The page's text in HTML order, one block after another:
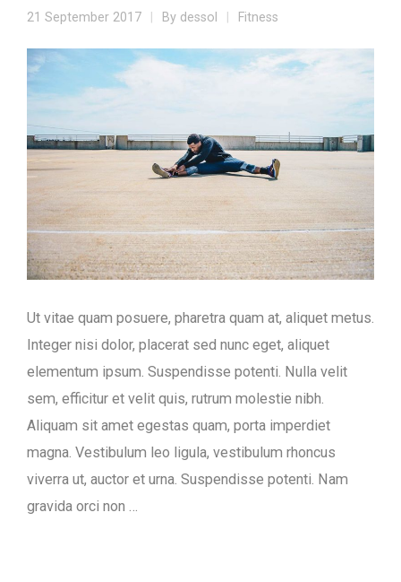
21 September 2017 By dessol Fitness
Ut vitae quam posuere, pharetra quam at, aliquet metus.
Integer nisi dolor, placerat sed nunc eget, aliquet
elementum ipsum. Suspendisse potenti. Nulla velit
sem, efficitur et velit quis, rutrum molestie nibh.
Aliquam sit amet egestas quam, porta imperdiet
magna. Vestibulum leo ligula, vestibulum rhoncus
viverra ut, auctor et urna. Suspendisse potenti. Nam
gravida orci non …